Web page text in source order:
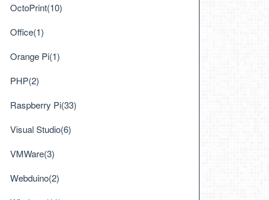
OctoPrint(10)
Office(1)
Orange Pi(1)
PHP(2)
Raspberry Pi(33)
Visual Studio(6)
VMWare(3)
Webduino(2)